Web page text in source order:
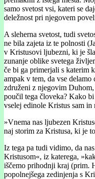
samo svetost vsi, kateri se
deležnost pri njegovem
A sleherna svetost, tudi
ne bila zajeta iz te polnosti
v Kristusovi ljubezni, ki je
zunanje oblike svetega
če bi ga primerjali s katerim
ampak v tem, da vse
združeni z njegovim
poučil tega človeka? Kako
vselej edinole Kristus sam
»Vnema nas ljubezen
naj storim za Kristusa, ki je
Iz tega pa tudi vidimo, da
Kristusom«, iz katerega,
iščemo prihodnji kraj (prim.
popolnejšega zedinjenja s